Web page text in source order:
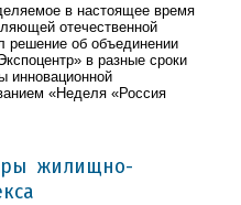
в настоящее время
отечественной
решение об объединении
в разные сроки
инновационной
«Неделя «Россия
жилищно-